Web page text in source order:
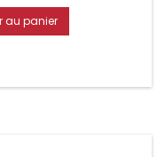
pendant le
aux UV et aux
pas l'eau.
au panier